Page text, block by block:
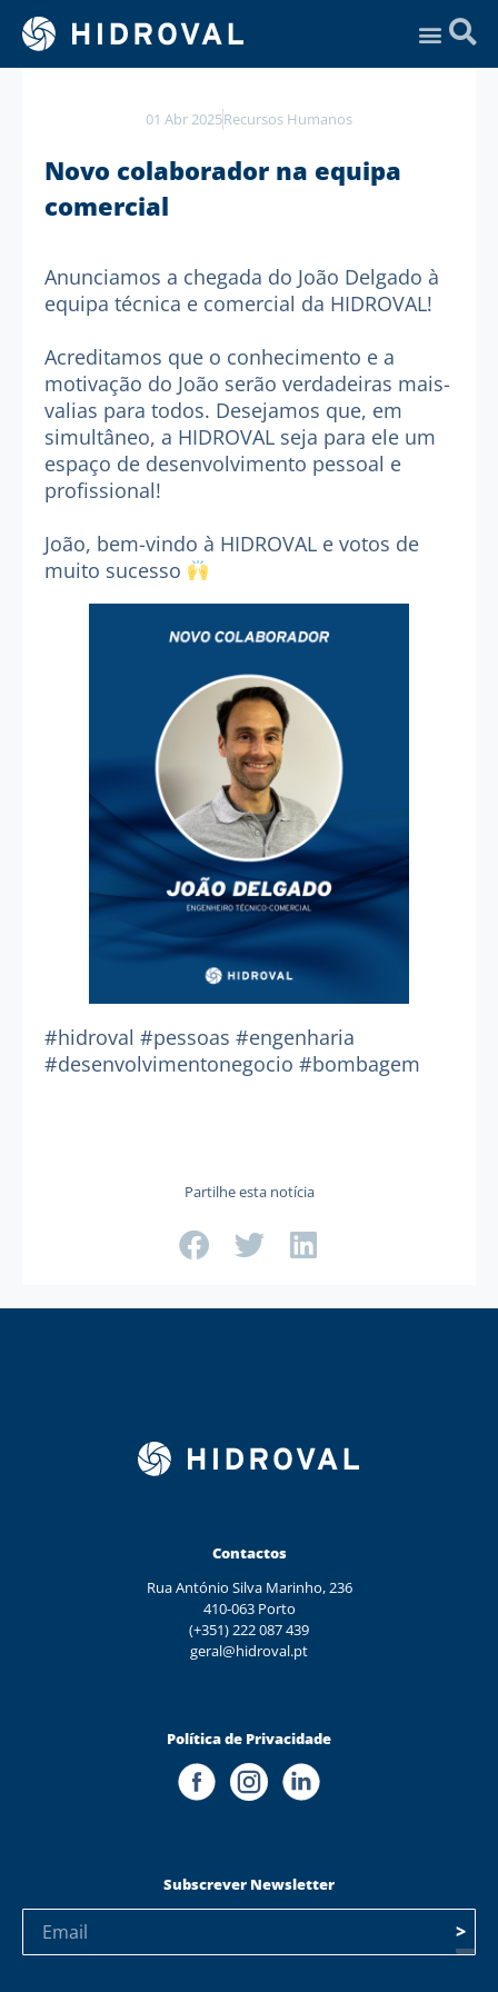
01 Abr 2025Recursos Humanos
Novo colaborador na equipa
comercial
Anunciamos a chegada do João Delgado à
equipa técnica e comercial da HIDROVAL!
Acreditamos que o conhecimento e a
motivação do João serão verdadeiras mais-
valias para todos. Desejamos que, em
simultâneo, a HIDROVAL seja para ele um
espaço de desenvolvimento pessoal e
profissional!
João, bem-vindo à HIDROVAL e votos de
muito sucesso
#hidroval #pessoas #engenharia
#desenvolvimentonegocio #bombagem
Partilhe esta notícia
Contactos
Rua António Silva Marinho, 236
410-063 Porto
(+351) 222 087 439
geral@hidroval.pt
Política de Privacidade
Subscrever Newsletter
>